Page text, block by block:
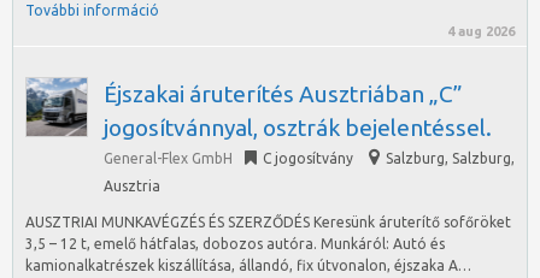
További információ
4 aug 2026
Éjszakai áruterítés Ausztriában „C”
jogosítvánnyal, osztrák bejelentéssel.
General-Flex GmbH C jogosítvány Salzburg, Salzburg,
Ausztria
AUSZTRIAI MUNKAVÉGZÉS ÉS SZERZŐDÉS Keresünk áruterítő sofőröket
3,5 – 12 t, emelő hátfalas, dobozos autóra. Munkáról: Autó és
kamionalkatrészek kiszállítása, állandó, fix útvonalon, éjszaka A…